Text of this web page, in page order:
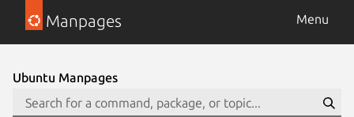
Manpages Menu
Ubuntu Manpages